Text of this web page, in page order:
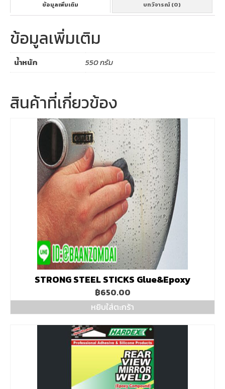
ข้อมูลเพิ่มเติม บทวิจารณ์ (0)
ข้อมูลเพิ่มเติม
น้ำหนัก 550 กรัม
สินค้าที่เกี่ยวข้อง
STRONG STEEL STICKS Glue&Epoxy
฿650.00
หยิบใส่ตะกร้า